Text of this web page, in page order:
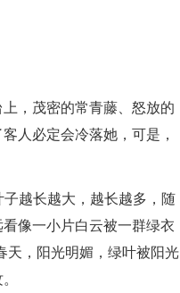
，茂密的常青藤、怒放的
人必定会冷落她，可是，
越长越大，越长越多，随
像一小片白云被一群绿衣
天，阳光明媚，绿叶被阳光